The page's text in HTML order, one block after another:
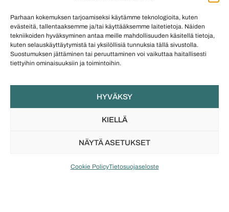
Parhaan kokemuksen tarjoamiseksi käytämme teknologioita, kuten
evästeitä, tallentaaksemme ja/tai käyttääksemme laitetietoja. Näiden
tekniikoiden hyväksyminen antaa meille mahdollisuuden käsitellä tietoja,
kuten selauskäyttäytymistä tai yksilöllisiä tunnuksia tällä sivustolla.
Suostumuksen jättäminen tai peruuttaminen voi vaikuttaa haitallisesti
tiettyihin ominaisuuksiin ja toimintoihin.
HYVÄKSY
KIELLÄ
NÄYTÄ ASETUKSET
Cookie PolicyTietosuojaseloste
COREILLA JEWELRY
Floral Mystique -
(hopea)
COREILLA JEWELRY
Floral Mystique -korvakorut
259€
TUTUSTU